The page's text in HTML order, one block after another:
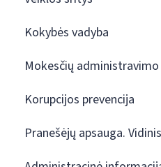
Kokybės vadyba
Mokesčių
Korupcijos prevencija
Pranešėjų apsauga.